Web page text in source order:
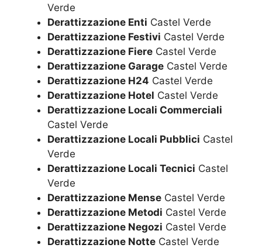
Verde
Derattizzazione Enti Castel Verde
Derattizzazione Festivi Castel Verde
Derattizzazione Fiere Castel Verde
Derattizzazione Garage Castel Verde
Derattizzazione H24 Castel Verde
Derattizzazione Hotel Castel Verde
Derattizzazione Locali Commerciali
Castel Verde
Derattizzazione Locali Pubblici Castel
Verde
Derattizzazione Locali Tecnici Castel
Verde
Derattizzazione Mense Castel Verde
Derattizzazione Metodi Castel Verde
Derattizzazione Negozi Castel Verde
Derattizzazione Notte Castel Verde